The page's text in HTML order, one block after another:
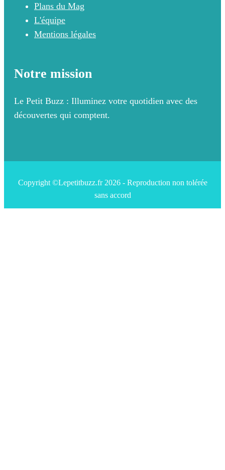
Plans du Mag
L'équipe
Mentions légales
Notre mission
Le Petit Buzz : Illuminez votre quotidien avec des
découvertes qui comptent.
Copyright ©Lepetitbuzz.fr 2026 - Reproduction non tolérée
sans accord